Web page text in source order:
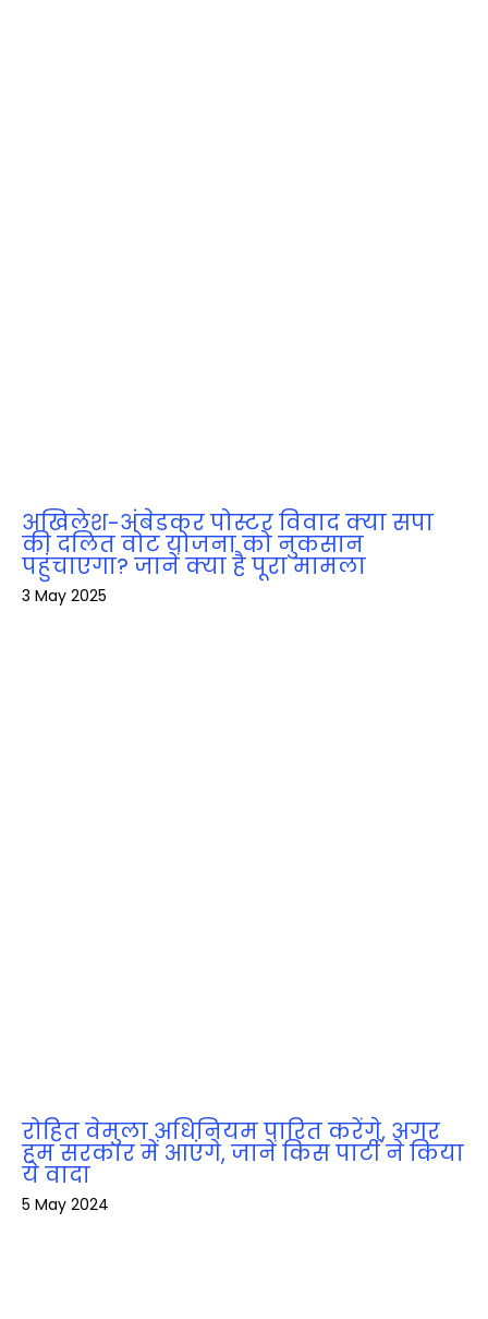
अखिलेश-अंबेडकर पोस्टर विवाद क्या सपा
की दलित वोट योजना को नुकसान
पहुंचाएगा? जानें क्या है पूरा मामला
3 May 2025
रोहित वेमुला अधिनियम पारित करेंगे, अगर
हम सरकार में आएंगे, जानें किस पार्टी ने किया
ये वादा
5 May 2024